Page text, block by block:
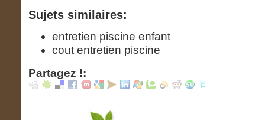
Sujets similaires:
entretien piscine enfant
cout entretien piscine
Partagez !: